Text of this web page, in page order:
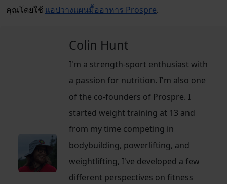
คุณโดยใช้ แอปวางแผนมื้ออาหาร Prospre.
Colin Hunt
I'm a strength-sport enthusiast with
a passion for nutrition. I'm also one
of the co-founders of Prospre. I
started weight training at 13 and
from my time competing in
bodybuilding, powerlifting, and
weightlifting, I've developed a few
different perspectives on fitness